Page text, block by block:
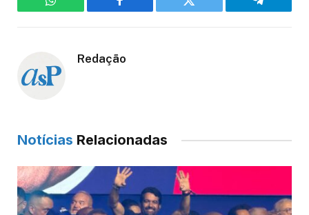
WhatsApp Facebook Twitter Telegram
Redação
Notícias Relacionadas